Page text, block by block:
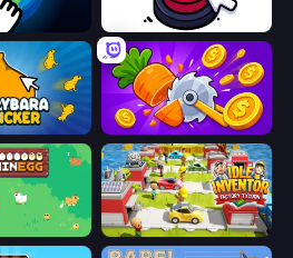
2 Click Click Clicker
Farm Ring Idle
Idle Inventor